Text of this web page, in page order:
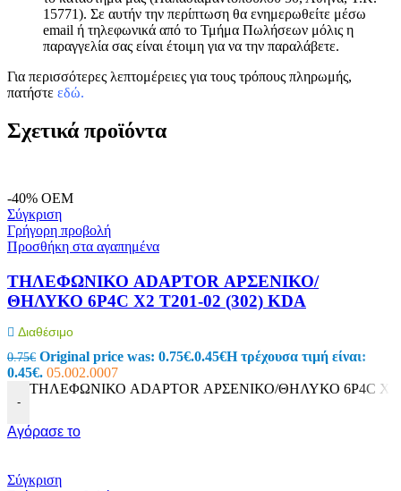
15771). Σε αυτήν την περίπτωση θα ενημερωθείτε μέσω
email ή τηλεφωνικά από το Τμήμα Πωλήσεων μόλις η
παραγγελία σας είναι έτοιμη για να την παραλάβετε.
Για περισσότερες λεπτομέρειες για τους τρόπους πληρωμής,
πατήστε εδώ.
Σχετικά προϊόντα
-40% OEM
Σύγκριση
Γρήγορη προβολή
Προσθήκη στα αγαπημένα
ΤΗΛΕΦΩΝΙΚΟ ADAPTOR ΑΡΣΕΝΙΚΟ/
ΘΗΛΥΚΟ 6P4C X2 T201-02 (302) KDA
Διαθέσιμο
0.75€ Original price was: 0.75€.0.45€Η τρέχουσα τιμή είναι:
0.45€. 05.002.0007
-
ΤΗΛΕΦΩΝΙΚΟ ADAPTOR ΑΡΣΕΝΙΚΟ/ΘΗΛΥΚΟ 6P4C X2
Αγόρασε το
Σύγκριση